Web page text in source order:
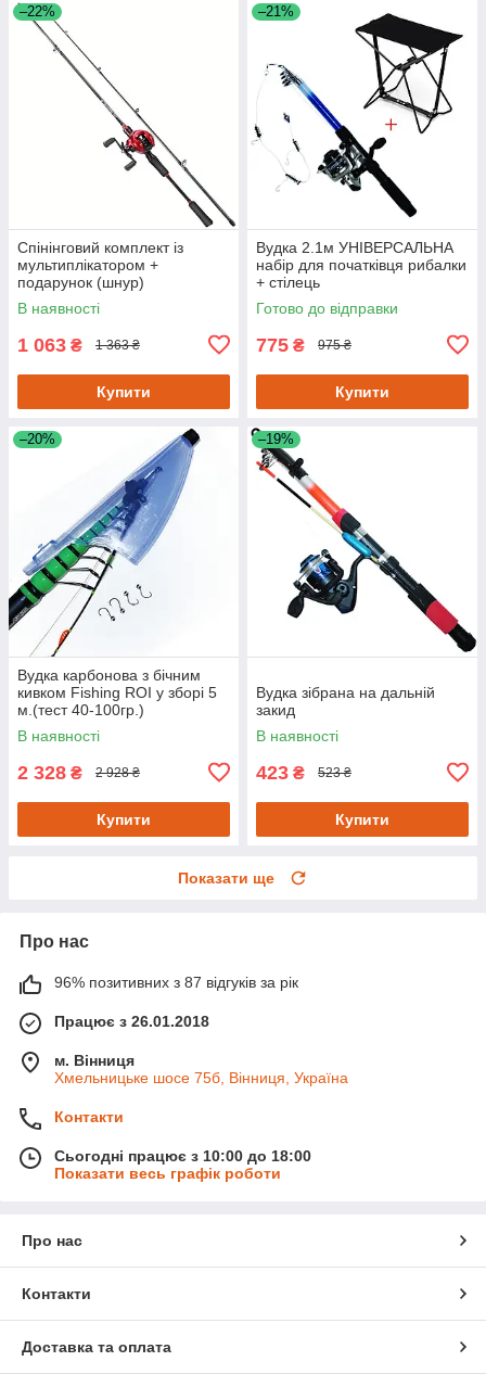
–22%
Спінінговий комплект із
мультиплікатором +
подарунок (шнур)
В наявності
1 063 ₴ 1 363 ₴
Купити
–21%
Вудка 2.1м УНІВЕРСАЛЬНА
набір для початківця рибалки
+ стілець
Готово до відправки
775 ₴ 975 ₴
Купити
–20%
Вудка карбонова з бічним
кивком Fishing ROI у зборі 5
м.(тест 40-100гр.)
В наявності
2 328 ₴ 2 928 ₴
Купити
–19%
Вудка зібрана на дальній
закид
В наявності
423 ₴ 523 ₴
Купити
Показати ще
Про нас
96% позитивних з 87 відгуків за рік
Працює з 26.01.2018
м. Вінниця
Хмельницьке шосе 75б, Вінниця, Україна
Контакти
Сьогодні працює з 10:00 до 18:00
Показати весь графік роботи
Про нас
Контакти
Доставка та оплата